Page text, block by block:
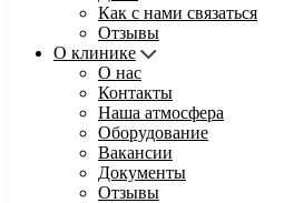
Как с нами связаться
Отзывы
О клинике
О нас
Контакты
Наша атмосфера
Оборудование
Вакансии
Документы
Отзывы